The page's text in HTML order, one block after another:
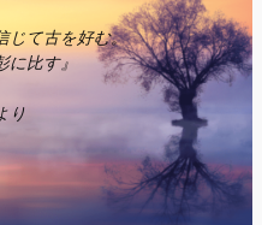
じて古を好む。
に比す』
り